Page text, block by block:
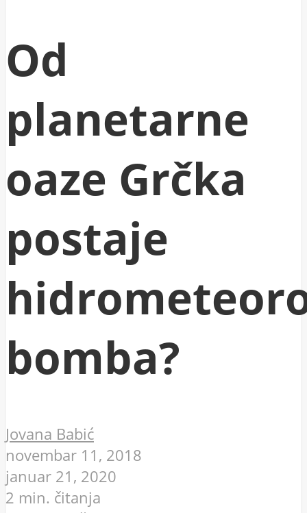
Od
planetarne
oaze Grčka
postaje
bomba?
Jovana Babić
novembar 11, 2018
januar 21, 2020
2 min. čitanja